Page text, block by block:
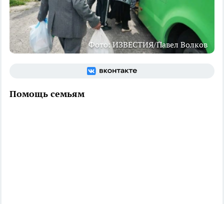
Фото: ИЗВЕСТИЯ/Павел Волков
Помощь семьям